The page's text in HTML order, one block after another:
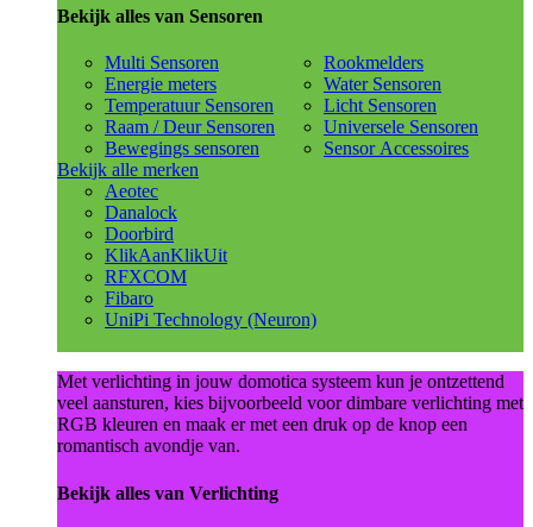
Bekijk alles van Sensoren
Multi Sensoren
Energie meters
Temperatuur Sensoren
Raam / Deur Sensoren
Bewegings sensoren
Rookmelders
Water Sensoren
Licht Sensoren
Universele Sensoren
Sensor Accessoires
Bekijk alle merken
Aeotec
Danalock
Doorbird
KlikAanKlikUit
RFXCOM
Fibaro
UniPi Technology (Neuron)
Met verlichting in jouw domotica systeem kun je ontzettend
veel aansturen, kies bijvoorbeeld voor dimbare verlichting met
RGB kleuren en maak er met een druk op de knop een
romantisch avondje van.
Bekijk alles van Verlichting